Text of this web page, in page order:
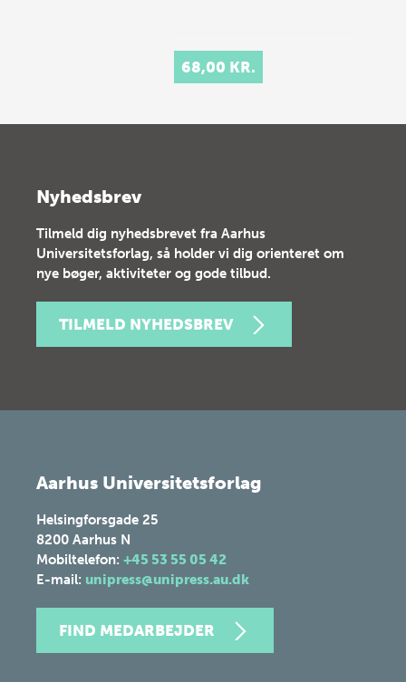
68,00 KR.
Nyhedsbrev
Tilmeld dig nyhedsbrevet fra Aarhus
Universitetsforlag, så holder vi dig orienteret om
nye bøger, aktiviteter og gode tilbud.
TILMELD NYHEDSBREV
Aarhus Universitetsforlag
Helsingforsgade 25
8200 Aarhus N
Mobiltelefon: +45 53 55 05 42
E-mail: unipress@unipress.au.dk
FIND MEDARBEJDER